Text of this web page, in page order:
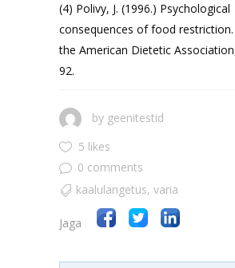
(4) Polivy, J. (1996.) Psychological
consequences of food
the American Dietetic
92.
by geenitestid
5 likes
0 comments
kaalulangetus, varia
Jaga